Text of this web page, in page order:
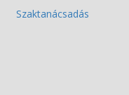
Szaktanácsadás